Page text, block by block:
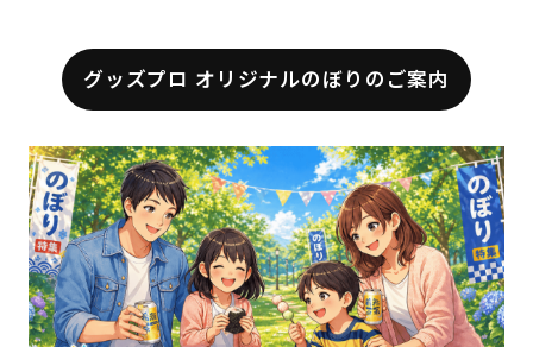
グッズプロ オリジナルのぼりのご案内